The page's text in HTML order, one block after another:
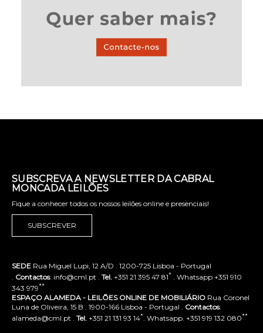
SUBSCREVA A NEWSLETTER DA CABRAL
MONCADA LEILÕES
Fique a conhecer todos os nossos leilões online e presenciais!
SUBSCREVER
SEDE Rua Miguel Lupi, 12 A/D . 1200-725 Lisboa - Portugal
. Contactos: info@cml.pt . Tel. +351 21 395 47 81* . Whatsapp +351 910
343 979**
ESPAÇO ALAMEDA - LEILÕES ONLINE DE MOBILIÁRIO Rua Coronel
Luna de Oliveira, 15 B . 1900-166 Lisboa - Portugal . Contactos:
alameda@cml.pt . Tel. +351 21 131 93 14*. Whatsapp. +351 919 132 080**